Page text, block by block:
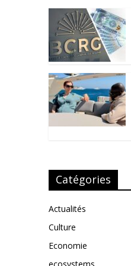
Catégories
Actualités
Culture
Economie